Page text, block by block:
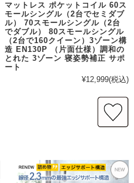
マットレス ポケットコイル 60ス
モールシングル（2台でセミダブ
ル） 70スモールシングル（2台
でダブル） 80スモールシングル
（2台で160クイーン）3ゾーン構
造 EN130P （片面仕様）調和の
とれた 3ゾーン 寝姿勢補正 サポ
ート
¥12,999(税込)